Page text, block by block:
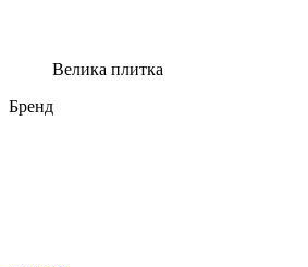
Велика плитка
Бренд